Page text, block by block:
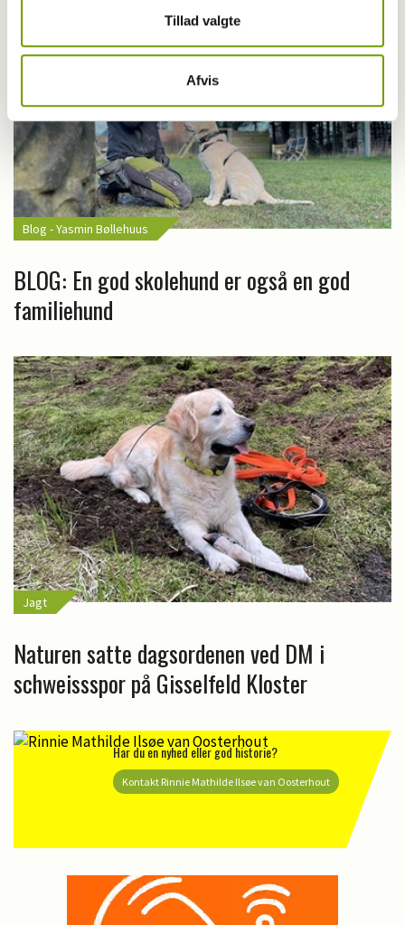
Tillad valgte
Afvis
Blog - Yasmin Bøllehuus
BLOG: En god skolehund er også en god
familiehund
Jagt
Naturen satte dagsordenen ved DM i
schweissspor på Gisselfeld Kloster
Har du en nyhed eller god historie?
Kontakt Rinnie Mathilde Ilsøe van Oosterhout